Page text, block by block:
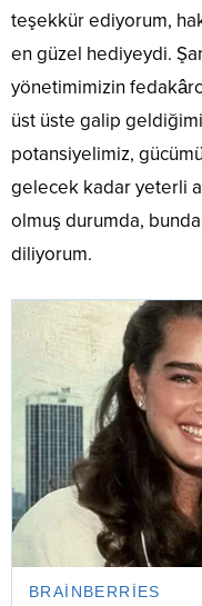
teşekkür ediyorum,
en güzel hediyeydi.
yönetimimizin
üst üste galip
potansiyelimiz,
gelecek kadar yeterli
olmuş durumda,
diliyorum.